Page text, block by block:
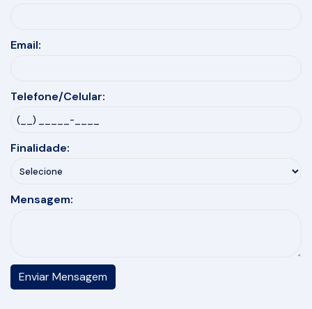
Email:
Telefone/Celular:
Finalidade:
Mensagem: